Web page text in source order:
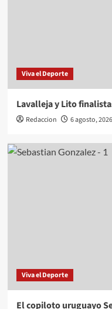
Viva el Deporte
Lavalleja y Lito
Redaccion 6 agosto, 2026
Viva el Deporte
El copiloto uruguayo